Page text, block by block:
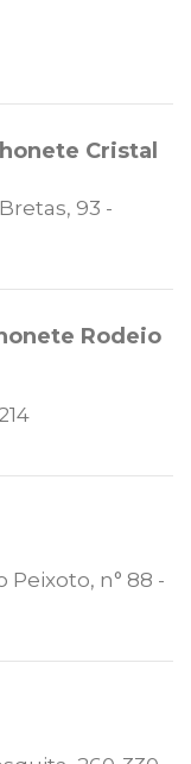
Cristal
93 -
Rodeio
Peixoto, n° 88 -